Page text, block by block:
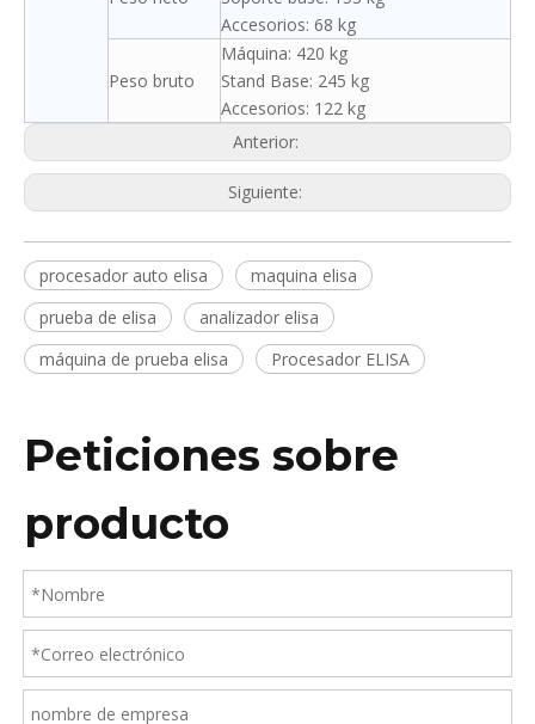
Accesorios: 68 kg
Peso bruto
Máquina: 420 kg
Stand Base: 245 kg
Accesorios: 122 kg
Anterior:
Siguiente:
procesador auto elisa
maquina elisa
prueba de elisa
analizador elisa
máquina de prueba elisa
Procesador ELISA
Peticiones sobre
producto